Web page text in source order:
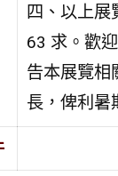
四、以上
63 求。歡
告本展覽相
長，俾利暑